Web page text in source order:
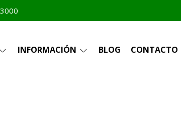
INFORMACIÓN BLOG CONTACTO